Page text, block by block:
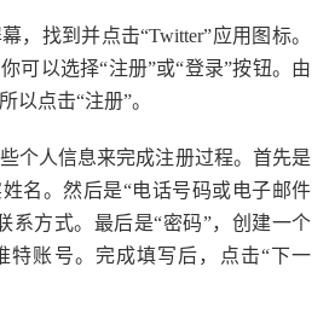
，找到并点击“Twitter”应用图标。
可以选择“注册”或“登录”按钮。由
以点击“注册”。
个人信息来完成注册过程。首先是
名。然后是“电话号码或电子邮件
系方式。最后是“密码”，创建一个
特账号。完成填写后，点击“下一